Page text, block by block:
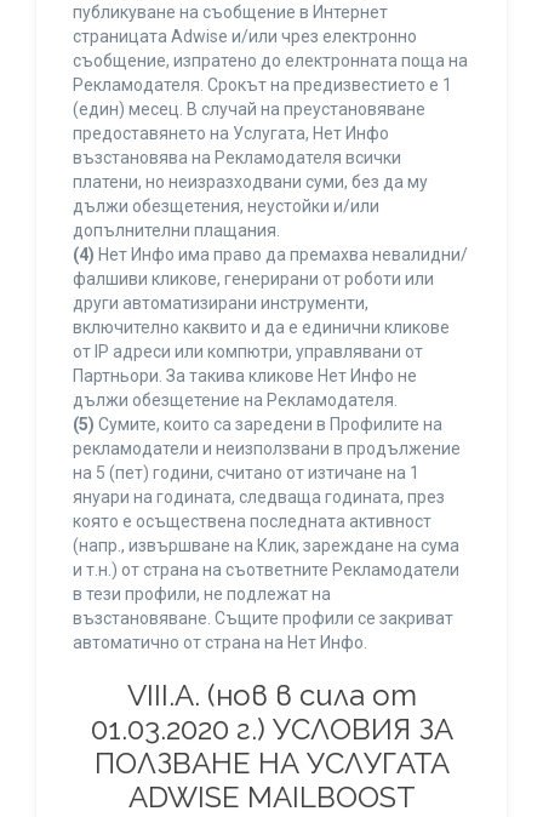
публикуване на съобщение в Интернет
страницата Adwise и/или чрез електронно
съобщение, изпратено до електронната поща на
Рекламодателя. Срокът на предизвестието е 1
(един) месец. В случай на преустановяване
предоставянето на Услугата, Нет Инфо
възстановява на Рекламодателя всички
платени, но неизразходвани суми, без да му
дължи обезщетения, неустойки и/или
допълнителни плащания.
(4) Нет Инфо има право да премахва невалидни/
фалшиви кликове, генерирани от роботи или
други автоматизирани инструменти,
включително каквито и да е единични кликове
от IP адреси или компютри, управлявани от
Партньори. За такива кликове Нет Инфо не
дължи обезщетение на Рекламодателя.
(5) Сумите, които са заредени в Профилите на
рекламодатели и неизползвани в продължение
на 5 (пет) години, считано от изтичане на 1
януари на годината, следваща годината, през
която е осъществена последната активност
(напр., извършване на Клик, зареждане на сума
и т.н.) от страна на съответните Рекламодатели
в тези профили, не подлежат на
възстановяване. Същите профили се закриват
автоматично от страна на Нет Инфо.
VIII.A. (нов в сила от
01.03.2020 г.) УСЛОВИЯ ЗА
ПОЛЗВАНЕ НА УСЛУГАТА
ADWISE MAILBOOST